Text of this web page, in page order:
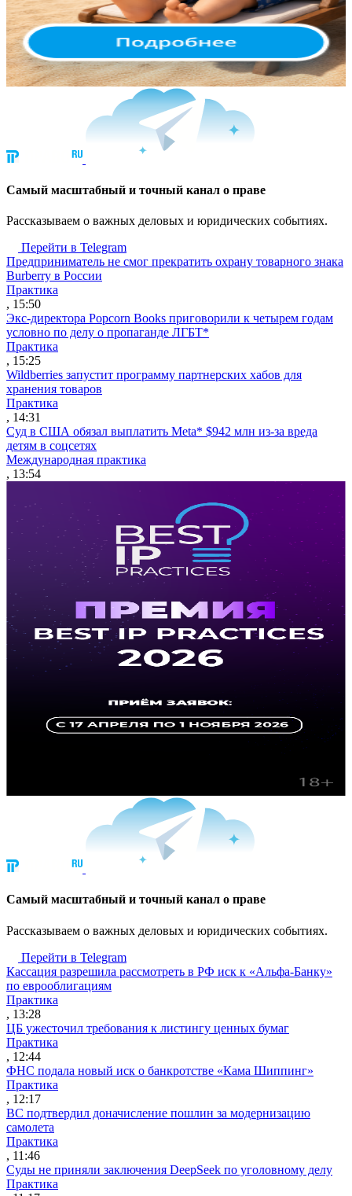
Cамый масштабный и точный канал о праве
Рассказываем о важных деловых и юридических событиях.
Перейти в Telegram
Предприниматель не смог прекратить охрану товарного знака
Burberry в России
Практика
, 15:50
Экс-директора Popcorn Books приговорили к четырем годам
условно по делу о пропаганде ЛГБТ*
Практика
, 15:25
Wildberries запустит программу партнерских хабов для
хранения товаров
Практика
, 14:31
Суд в США обязал выплатить Meta* $942 млн из-за вреда
детям в соцсетях
Международная практика
, 13:54
Cамый масштабный и точный канал о праве
Рассказываем о важных деловых и юридических событиях.
Перейти в Telegram
Кассация разрешила рассмотреть в РФ иск к «Альфа-Банку»
по еврооблигациям
Практика
, 13:28
ЦБ ужесточил требования к листингу ценных бумаг
Практика
, 12:44
ФНС подала новый иск о банкротстве «Кама Шиппинг»
Практика
, 12:17
ВС подтвердил доначисление пошлин за модернизацию
самолета
Практика
, 11:46
Суды не приняли заключения DeepSeek по уголовному делу
Практика